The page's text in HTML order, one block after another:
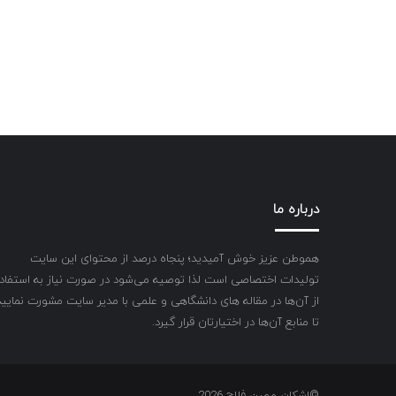
درباره ما
هموطن عزیز خوش آمیدید؛ پنجاه درصد از محتوای این سایت
تولیدات اختصاصی است لذا توصیه می‌شود در صورت نیاز به
از آن‌ها در مقاله های دانشگاهی و علمی با مدیر سایت مشورت
تا منابع آن‌ها در اختیارتان قرار گیرد.